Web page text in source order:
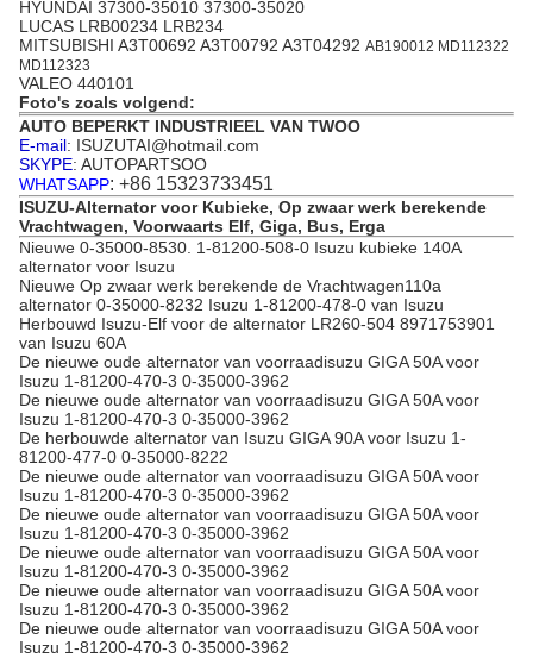
HYUNDAI 37300-35010 37300-35020
LUCAS LRB00234 LRB234
MITSUBISHI A3T00692 A3T00792 A3T04292 AB190012 MD112322
MD112323
VALEO 440101
Foto's zoals volgend:
AUTO BEPERKT INDUSTRIEEL VAN TWOO
E-mail: ISUZUTAI@hotmail.com
SKYPE: AUTOPARTSOO
WHATSAPP: +86 15323733451
ISUZU-Alternator voor Kubieke, Op zwaar werk berekende
Vrachtwagen, Voorwaarts Elf, Giga, Bus, Erga
Nieuwe 0-35000-8530. 1-81200-508-0 Isuzu kubieke 140A
alternator voor Isuzu
Nieuwe Op zwaar werk berekende de Vrachtwagen110a
alternator 0-35000-8232 Isuzu 1-81200-478-0 van Isuzu
Herbouwd Isuzu-Elf voor de alternator LR260-504 8971753901
van Isuzu 60A
De nieuwe oude alternator van voorraadisuzu GIGA 50A voor
Isuzu 1-81200-470-3 0-35000-3962
De nieuwe oude alternator van voorraadisuzu GIGA 50A voor
Isuzu 1-81200-470-3 0-35000-3962
De herbouwde alternator van Isuzu GIGA 90A voor Isuzu 1-
81200-477-0 0-35000-8222
De nieuwe oude alternator van voorraadisuzu GIGA 50A voor
Isuzu 1-81200-470-3 0-35000-3962
De nieuwe oude alternator van voorraadisuzu GIGA 50A voor
Isuzu 1-81200-470-3 0-35000-3962
De nieuwe oude alternator van voorraadisuzu GIGA 50A voor
Isuzu 1-81200-470-3 0-35000-3962
De nieuwe oude alternator van voorraadisuzu GIGA 50A voor
Isuzu 1-81200-470-3 0-35000-3962
De nieuwe oude alternator van voorraadisuzu GIGA 50A voor
Isuzu 1-81200-470-3 0-35000-3962